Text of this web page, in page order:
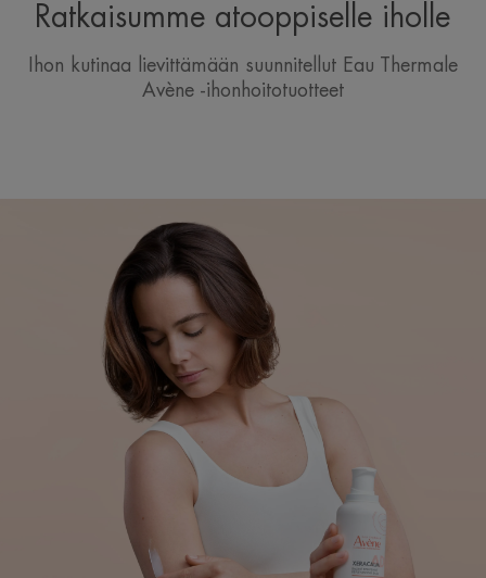
Ratkaisumme atooppiselle iholle
Ihon kutinaa lievittämään suunnitellut Eau Thermale
Avène -ihonhoitotuotteet